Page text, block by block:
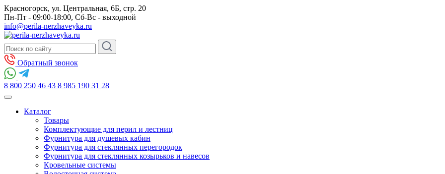
Красногорск, ул. Центральная, 6Б, стр. 20
Пн-Пт - 09:00-18:00, Сб-Вс - выходной
info@perila-nerzhaveyka.ru
Обратный звонок
8 800 250 46 43 8 985 190 31 28
Каталог
Товары
Комплектующие для перил и лестниц
Фурнитура для душевых кабин
Фурнитура для стеклянных перегородок
Фурнитура для стеклянных козырьков и навесов
Кровельные системы